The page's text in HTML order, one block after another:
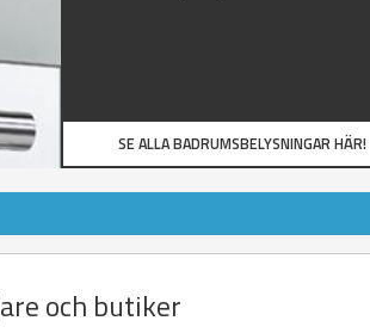
SE ALLA BADRUMSBELYSNINGAR HÄR!
och butiker